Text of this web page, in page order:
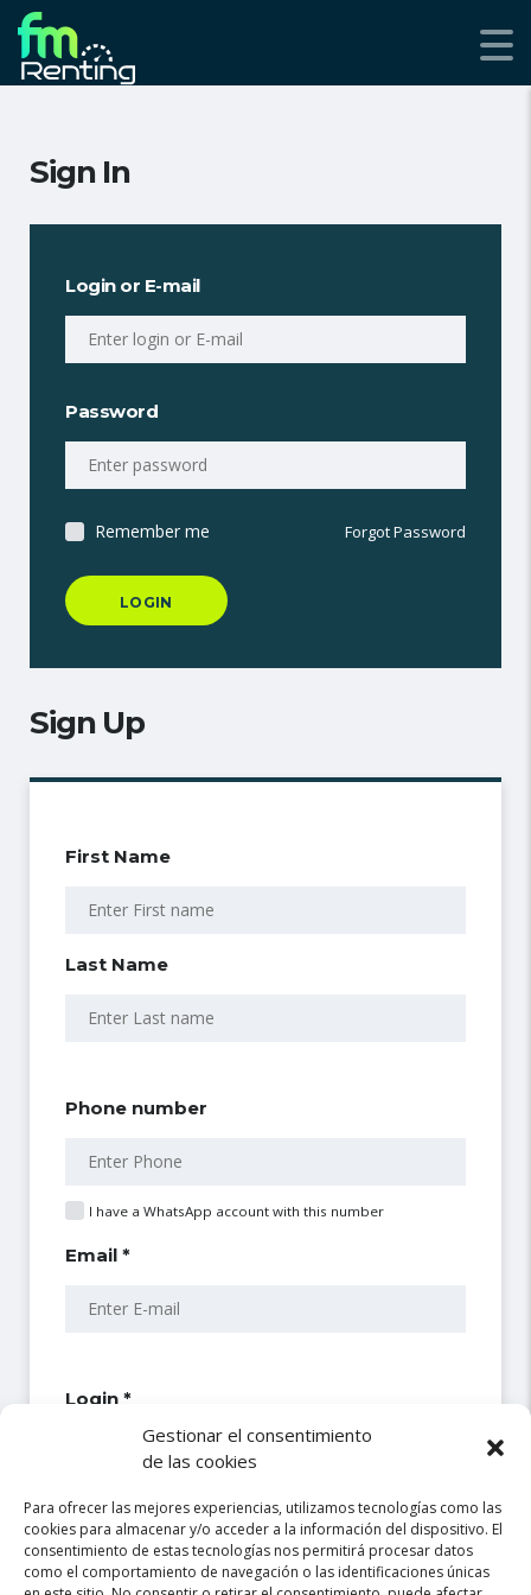
Gestionar el consentimiento
de las cookies
Para ofrecer las mejores experiencias, utilizamos tecnologías como las
cookies para almacenar y/o acceder a la información del dispositivo. El
consentimiento de estas tecnologías nos permitirá procesar datos
como el comportamiento de navegación o las identificaciones únicas
Sign In
Login or E-mail
Password
Remember me Forgot Password
Sign Up
First Name
Last Name
Phone number
I have a WhatsApp account with this number
Email *
Login *
Password *